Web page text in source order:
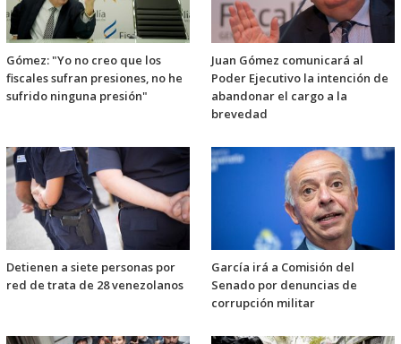
Gómez: "Yo no creo que los
fiscales sufran presiones, no he
sufrido ninguna presión"
Juan Gómez comunicará al
Poder Ejecutivo la intención de
abandonar el cargo a la
brevedad
Detienen a siete personas por
red de trata de 28 venezolanos
García irá a Comisión del
Senado por denuncias de
corrupción militar